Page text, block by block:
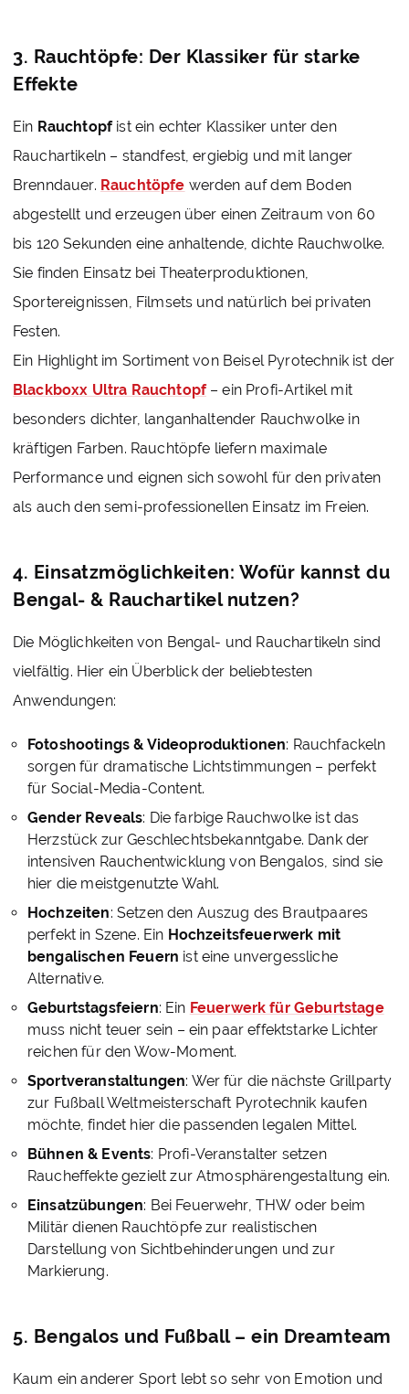
3. Rauchtöpfe: Der Klassiker für starke
Effekte
Ein Rauchtopf ist ein echter Klassiker unter den
Rauchartikeln – standfest, ergiebig und mit langer
Brenndauer. Rauchtöpfe werden auf dem Boden
abgestellt und erzeugen über einen Zeitraum von 60
bis 120 Sekunden eine anhaltende, dichte Rauchwolke.
Sie finden Einsatz bei Theaterproduktionen,
Sportereignissen, Filmsets und natürlich bei privaten
Festen.
Ein Highlight im Sortiment von Beisel Pyrotechnik ist der
Blackboxx Ultra Rauchtopf– ein Profi-Artikel mit
besonders dichter, langanhaltender Rauchwolke in
kräftigen Farben. Rauchtöpfe liefern maximale
Performance und eignen sich sowohl für den privaten
als auch den semi-professionellen Einsatz im Freien.
4. Einsatzmöglichkeiten: Wofür kannst du
Bengal- & Rauchartikel nutzen?
Die Möglichkeiten von Bengal- und Rauchartikeln sind
vielfältig. Hier ein Überblick der beliebtesten
Anwendungen:
Fotoshootings & Videoproduktionen: Rauchfackeln
sorgen für dramatische Lichtstimmungen – perfekt
für Social-Media-Content.
Gender Reveals: Die farbige Rauchwolke ist das
Herzstück zur Geschlechtsbekanntgabe. Dank der
intensiven Rauchentwicklung von Bengalos, sind sie
hier die meistgenutzte Wahl.
Hochzeiten: Setzen den Auszug des Brautpaares
perfekt in Szene. Ein Hochzeitsfeuerwerk mit
bengalischen Feuern ist eine unvergessliche
Alternative.
Geburtstagsfeiern: Ein Feuerwerk für Geburtstage
muss nicht teuer sein – ein paar effektstarke Lichter
reichen für den Wow-Moment.
Sportveranstaltungen: Wer für die nächste Grillparty
zur Fußball Weltmeisterschaft Pyrotechnik kaufen
möchte, findet hier die passenden legalen Mittel.
Bühnen & Events: Profi-Veranstalter setzen
Raucheffekte gezielt zur Atmosphärengestaltung ein.
Einsatzübungen: Bei Feuerwehr, THW oder beim
Militär dienen Rauchtöpfe zur realistischen
Darstellung von Sichtbehinderungen und zur
Markierung.
5. Bengalos und Fußball – ein Dreamteam
Kaum ein anderer Sport lebt so sehr von Emotion und